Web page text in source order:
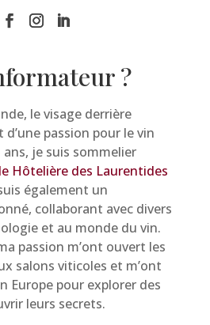
?
le visage derrière
passion pour le vin
je suis sommelier
Hôtelière des Laurentides
également un
collaborant avec divers
et au monde du vin.
passion m’ont ouvert les
salons viticoles et m’ont
Europe pour explorer des
leurs secrets.